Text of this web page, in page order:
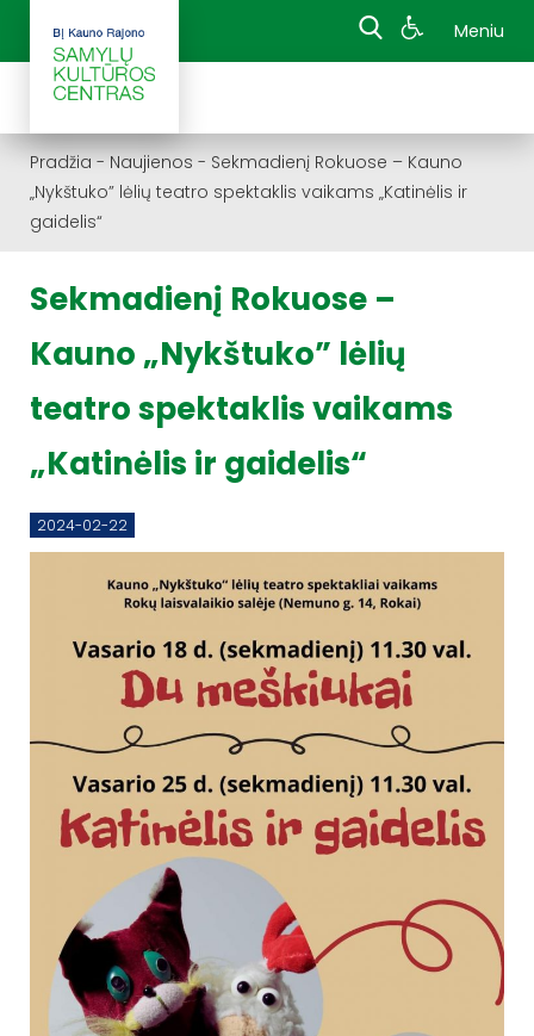
Meniu
Pradžia - Naujienos - Sekmadienį Rokuose – Kauno
„Nykštuko” lėlių teatro spektaklis vaikams „Katinėlis ir
gaidelis“
Sekmadienį Rokuose –
Kauno „Nykštuko” lėlių
teatro spektaklis vaikams
„Katinėlis ir gaidelis“
2024-02-22